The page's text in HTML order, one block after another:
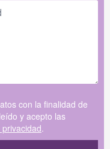
con la finalidad de
y acepto las
.